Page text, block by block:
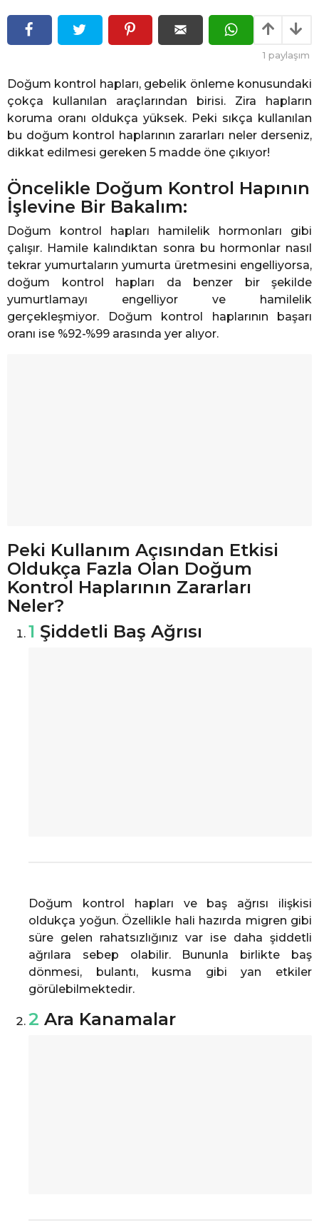
n
ö
1 paylaşım
Doğum kontrol hapları, gebelik önleme konusundaki
çokça kullanılan araçlarından birisi. Zira hapların
koruma oranı oldukça yüksek. Peki sıkça kullanılan
bu doğum kontrol haplarının zararları neler derseniz,
dikkat edilmesi gereken 5 madde öne çıkıyor!
Öncelikle Doğum Kontrol Hapının
İşlevine Bir Bakalım:
Doğum kontrol hapları hamilelik hormonları gibi
çalışır. Hamile kalındıktan sonra bu hormonlar nasıl
tekrar yumurtaların yumurta üretmesini engelliyorsa,
doğum kontrol hapları da benzer bir şekilde
yumurtlamayı engelliyor ve hamilelik
gerçekleşmiyor. Doğum kontrol haplarının başarı
oranı ise %92-%99 arasında yer alıyor.
Peki Kullanım Açısından Etkisi
Oldukça Fazla Olan Doğum
Kontrol Haplarının Zararları
Neler?
1 Şiddetli Baş Ağrısı
Doğum kontrol hapları ve baş ağrısı ilişkisi
oldukça yoğun. Özellikle hali hazırda migren gibi
süre gelen rahatsızlığınız var ise daha şiddetli
ağrılara sebep olabilir. Bununla birlikte baş
dönmesi, bulantı, kusma gibi yan etkiler
görülebilmektedir.
2 Ara Kanamalar